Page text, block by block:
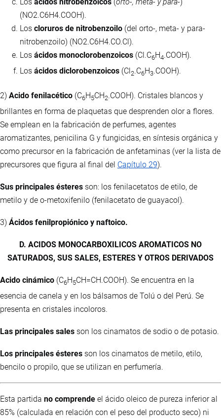
(NO2.C6H4.COOH).
Los cloruros de nitrobenzoilo (del orto-, meta- y para-
nitrobenzoilo) (NO2.C6H4.CO.Cl).
Los ácidos monoclorobenzoicos (Cl.C6H4.COOH).
Los ácidos diclorobenzoicos (Cl2.C6H3.COOH).
2) Acido fenilacético (C6H5CH2.COOH). Cristales blancos y
brillantes en forma de plaquetas que desprenden olor a flores.
Se emplean en la fabricación de perfumes, agentes
aromatizantes, penicilina G y fungicidas, en síntesis orgánica y
como precursor en la fabricación de anfetaminas (ver la lista de
precursores que figura al final del Capítulo 29).
Sus principales ésteres son: los fenilacetatos de etilo, de
metilo y de o-metoxifenilo (fenilacetato de guayacol).
3) Ácidos fenilpropiónico y naftoico.
D. ACIDOS MONOCARBOXILICOS AROMATICOS NO
SATURADOS, SUS SALES, ESTERES Y OTROS DERIVADOS
Acido cinámico (C6H5CH=CH.COOH). Se encuentra en la
esencia de canela y en los bálsamos de Tolú o del Perú. Se
presenta en cristales incoloros.
Las principales sales son los cinamatos de sodio o de potasio.
Los principales ésteres son los cinamatos de metilo, etilo,
bencilo o propilo, que se utilizan en perfumería.
Esta partida no comprende el ácido oleico de pureza inferior al
85% (calculada en relación con el peso del producto seco) ni